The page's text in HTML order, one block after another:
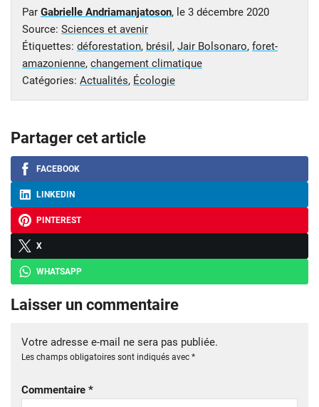
Par Gabrielle Andriamanjatoson, le 3 décembre 2020
Source: Sciences et avenir
Étiquettes: déforestation, brésil , Jair Bolsonaro, foret-
amazonienne, changement climatique
Catégories: Actualités, Écologie
Partager cet article
FACEBOOK
LINKEDIN
PINTEREST
X
WHATSAPP
Laisser un commentaire
Votre adresse e-mail ne sera pas publiée.
Les champs obligatoires sont indiqués avec *
Commentaire *